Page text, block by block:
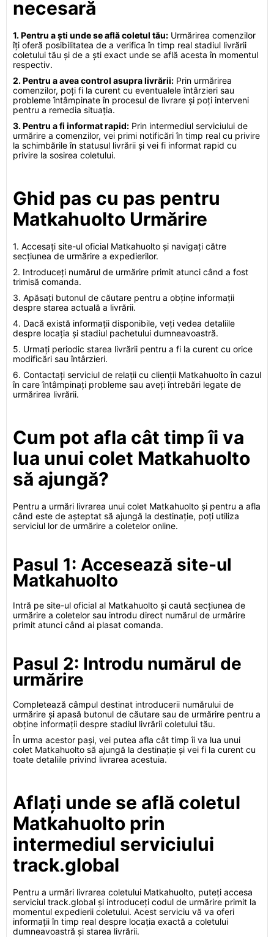
necesară
1. Pentru a ști unde se află coletul tău: Urmărirea comenzilor
îți oferă posibilitatea de a verifica în timp real stadiul livrării
coletului tău și de a ști exact unde se află acesta în momentul
respectiv.
2. Pentru a avea control asupra livrării: Prin urmărirea
comenzilor, poți fi la curent cu eventualele întârzieri sau
probleme întâmpinate în procesul de livrare și poți interveni
pentru a remedia situația.
3. Pentru a fi informat rapid: Prin intermediul serviciului de
urmărire a comenzilor, vei primi notificări în timp real cu privire
la schimbările în statusul livrării și vei fi informat rapid cu
privire la sosirea coletului.
Ghid pas cu pas pentru
Matkahuolto Urmărire
1. Accesați site-ul oficial Matkahuolto și navigați către
secțiunea de urmărire a expedierilor.
2. Introduceți numărul de urmărire primit atunci când a fost
trimisă comanda.
3. Apăsați butonul de căutare pentru a obține informații
despre starea actuală a livrării.
4. Dacă există informații disponibile, veți vedea detaliile
despre locația și stadiul pachetului dumneavoastră.
5. Urmați periodic starea livrării pentru a fi la curent cu orice
modificări sau întârzieri.
6. Contactați serviciul de relații cu clienții Matkahuolto în cazul
în care întâmpinați probleme sau aveți întrebări legate de
urmărirea livrării.
Cum pot afla cât timp îi va
lua unui colet Matkahuolto
să ajungă?
Pentru a urmări livrarea unui colet Matkahuolto și pentru a afla
când este de așteptat să ajungă la destinație, poți utiliza
serviciul lor de urmărire a coletelor online.
Pasul 1: Accesează site-ul
Matkahuolto
Intră pe site-ul oficial al Matkahuolto și caută secțiunea de
urmărire a coletelor sau introdu direct numărul de urmărire
primit atunci când ai plasat comanda.
Pasul 2: Introdu numărul de
urmărire
Completează câmpul destinat introducerii numărului de
urmărire și apasă butonul de căutare sau de urmărire pentru a
obține informații despre stadiul livrării coletului tău.
În urma acestor pași, vei putea afla cât timp îi va lua unui
colet Matkahuolto să ajungă la destinație și vei fi la curent cu
toate detaliile privind livrarea acestuia.
Aflați unde se află coletul
Matkahuolto prin
intermediul serviciului
track.global
Pentru a urmări livrarea coletului Matkahuolto, puteți accesa
serviciul track.global și introduceți codul de urmărire primit la
momentul expedierii coletului. Acest serviciu vă va oferi
informații în timp real despre locația exactă a coletului
dumneavoastră și starea livrării.